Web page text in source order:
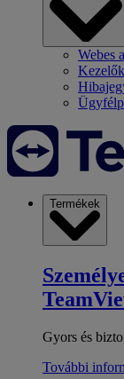
Webes
Termékek
Gyors és
További